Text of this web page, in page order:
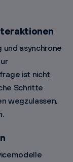
und asynchrone
ist nicht
Schritte
wegzulassen,